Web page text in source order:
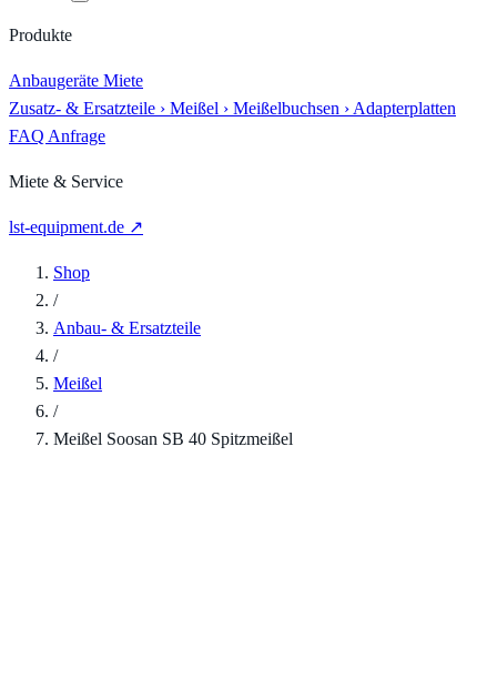
Produkte
Anbaugeräte Miete
Zusatz- & Ersatzteile › Meißel › Meißelbuchsen › Adapterplatten
FAQ Anfrage
Miete & Service
lst-equipment.de ↗
Shop
/
Anbau- & Ersatzteile
/
Meißel
/
Meißel Soosan SB 40 Spitzmeißel